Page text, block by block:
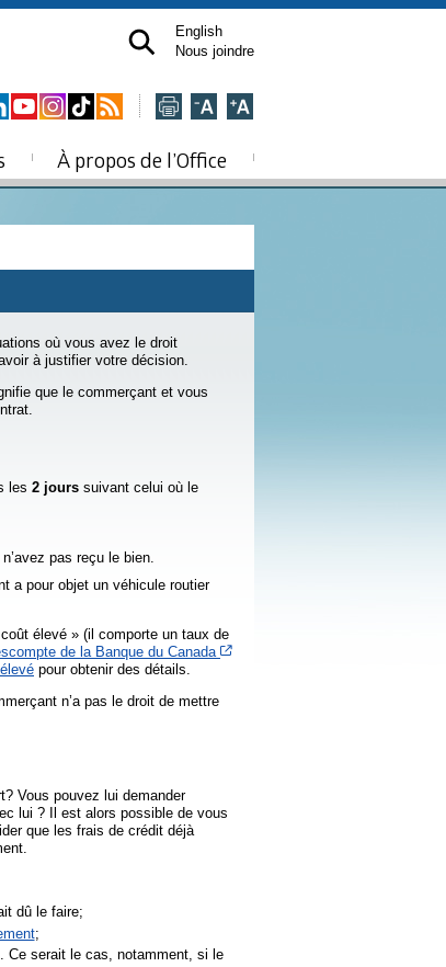
English
Nous joindre
À propos de l’Office
où vous avez le droit
à justifier votre décision.
que le commerçant et vous
les 2 jours suivant celui où le
pas reçu le bien.
a pour objet un véhicule routier
élevé » (il comporte un taux de
de la Banque du Canada
pour obtenir des détails.
n’a pas le droit de mettre
Vous pouvez lui demander
lui ? Il est alors possible de vous
que les frais de crédit déjà
dû le faire;
;
Ce serait le cas, notamment, si le